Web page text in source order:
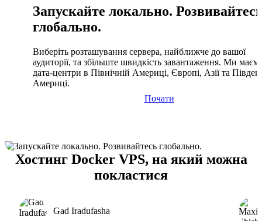
Запускайте локально.
глобально.
Виберіть розташування сервера, найближче до вашої
аудиторії, та збільште швидкість завантаження. Ми
дата-центри в Північній Америці, Європі, Азії та
Америці.
Почати
Хостинг Docker VPS, на який можна
покластися
Gad Iradufasha